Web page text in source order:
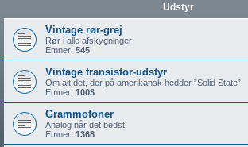
Udstyr
Vintage rør-grej
Rør i alle afskygninger
Emner: 545
Vintage transistor-udstyr
Om alt det, der på amerikansk hedder ”Solid State”
Emner: 1003
Grammofoner
Analog når det bedst
Emner: 1368